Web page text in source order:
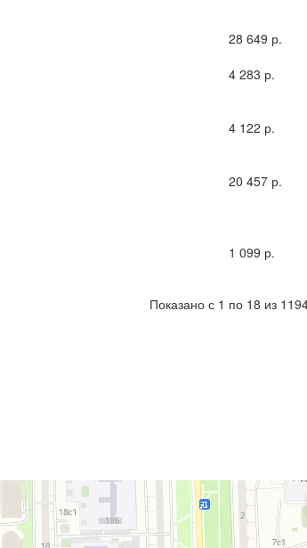
28 649 р.
4 283 р.
4 122 р.
20 457 р.
1 099 р.
Показано с 1 по 18 из